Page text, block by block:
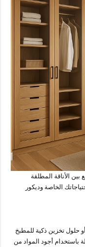
بين الأناقة المطلقة
الخاصة وديكور
حلول تخزين ذكية للمطبخ
باستخدام أجود المواد من